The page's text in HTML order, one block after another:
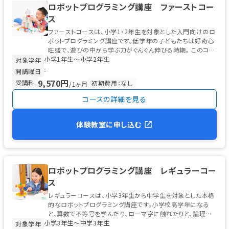
ロボットプログラミング講座 ファーストコー
ス
ファーストコースは、小学1・2年生を対象とした入門向けのロ
ボットプログラミング講座です。低学年の子どもたちは好奇心
旺盛で、遊びの中から学ぶ力がぐんぐん伸びる時期。 このコー
スでは、ソニー・グロ...
対象学年 小学1年生〜小学2年生
開講曜日 -
受講料 9,570円/1ヶ月 初期費用：なし
コースの詳細を見る
体験教室に申し込む
ロボットプログラミング講座 レギュラーコー
ス
レギュラーコースは、小学3年生から中学生を対象とした本格
的なロボットプログラミング講座です。小学校高学年になる
と、算数で不等号を学んだり、ローマ字に触れたりと、論理的
な思考の土台が整う時期。 ...
対象学年 小学3年生〜中学3年生